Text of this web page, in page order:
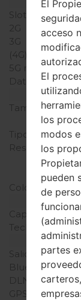
Slot de tarjeta
2G
3G
(4G) LTE
5G network
Datos
Tamaño de la
Tipo de
Resolución de
Colores de
Capacidad de
Teclado físico
Salida de audio
Bluetooth
DLNA
GPS
El
acceso
El
los
modos
los
pueden
de
partes